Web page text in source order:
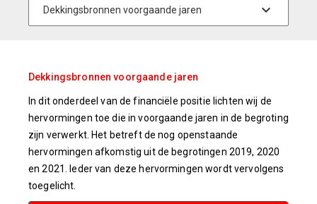
Dekkingsbronnen voorgaande jaren
In dit onderdeel van de financiële positie lichten wij de
hervormingen toe die in voorgaande jaren in de begroting
zijn verwerkt. Het betreft de nog openstaande
hervormingen afkomstig uit de begrotingen 2019, 2020
en 2021. Ieder van deze hervormingen wordt vervolgens
toegelicht.